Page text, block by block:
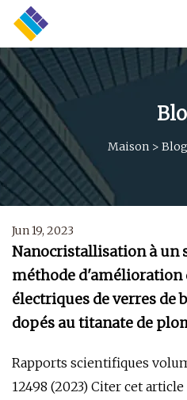
Maison > Blog
Jun 19, 2023
Nanocristallisation à un
méthode d'amélioration
électriques de verres de
dopés au titanate de
Rapports scientifiques
12498 (2023) Citer cet article